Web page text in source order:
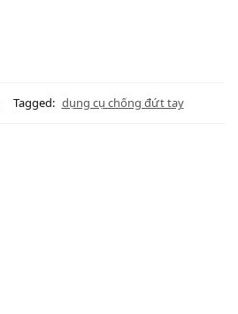
Tagged: dụng cụ chống đứt tay